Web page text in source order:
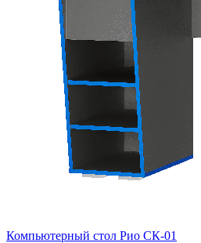
Компьютерный стол Рио СК-01